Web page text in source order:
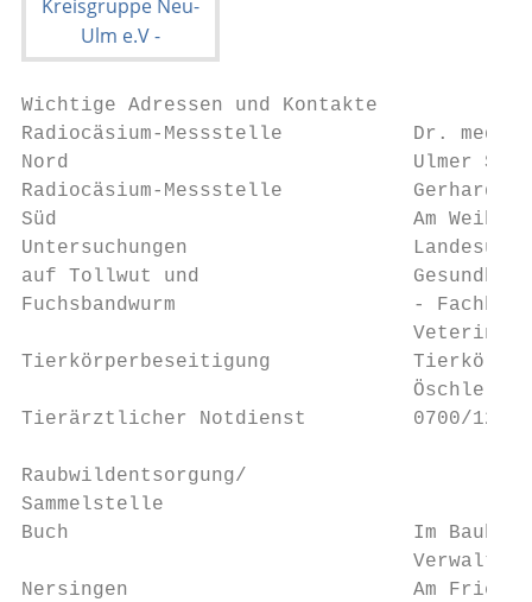
Wichtige Adressen und Kontakte
Radiocäsium-Messstelle           Dr. med.
Nord                             Ulmer Str. 8,
Radiocäsium-Messstelle           Gerhard
Süd                              Am Weiholzberg
Untersuchungen
auf Tollwut und
Fuchsbandwurm                    -
Tierkörperbeseitigung
Öschle
Tierärztlicher Notdienst         0700/12 16
Raubwildentsorgung/
Sammelstelle
Buch                             Im Bauhof,
Nersingen                        Am